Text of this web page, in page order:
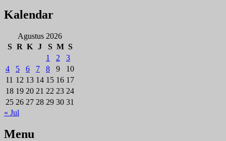
Kalendar
Agustus 2026
S R K J S M S
1
2
3
4
5 6 7 8 9
10
11 12 13 14 15 16 17
18 19 20 21 22 23 24
25 26 27 28 29 30 31
« Jul
Menu